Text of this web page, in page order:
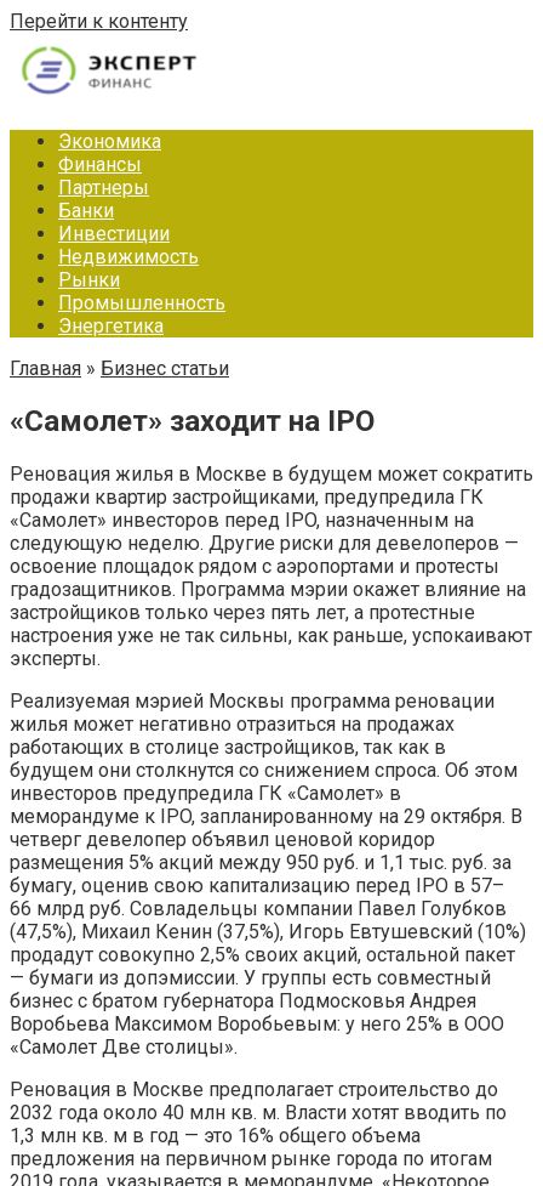
Перейти к контенту
Экономика
Финансы
Партнеры
Банки
Инвестиции
Недвижимость
Рынки
Промышленность
Энергетика
Главная » Бизнес статьи
«Самолет» заходит на IPO
Реновация жилья в Москве в будущем может сократить
продажи квартир застройщиками, предупредила ГК
«Самолет» инвесторов перед IPO, назначенным на
следующую неделю. Другие риски для девелоперов —
освоение площадок рядом с аэропортами и протесты
градозащитников. Программа мэрии окажет влияние на
застройщиков только через пять лет, а протестные
настроения уже не так сильны, как раньше, успокаивают
эксперты.
Реализуемая мэрией Москвы программа реновации
жилья может негативно отразиться на продажах
работающих в столице застройщиков, так как в
будущем они столкнутся со снижением спроса. Об этом
инвесторов предупредила ГК «Самолет» в
меморандуме к IPO, запланированному на 29 октября. В
четверг девелопер объявил ценовой коридор
размещения 5% акций между 950 руб. и 1,1 тыс. руб. за
бумагу, оценив свою капитализацию перед IPO в 57–
66 млрд руб. Совладельцы компании Павел Голубков
(47,5%), Михаил Кенин (37,5%), Игорь Евтушевский (10%)
продадут совокупно 2,5% своих акций, остальной пакет
— бумаги из допэмиссии. У группы есть совместный
бизнес с братом губернатора Подмосковья Андрея
Воробьева Максимом Воробьевым: у него 25% в ООО
«Самолет Две столицы».
Реновация в Москве предполагает строительство до
2032 года около 40 млн кв. м. Власти хотят вводить по
1,3 млн кв. м в год — это 16% общего объема
предложения на первичном рынке города по итогам